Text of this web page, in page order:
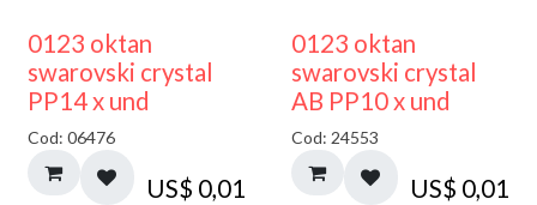
0123 oktan
swarovski crystal
PP14 x und
Cod: 06476
US$ 0,01
0123 oktan
swarovski crystal
AB PP10 x und
Cod: 24553
US$ 0,01